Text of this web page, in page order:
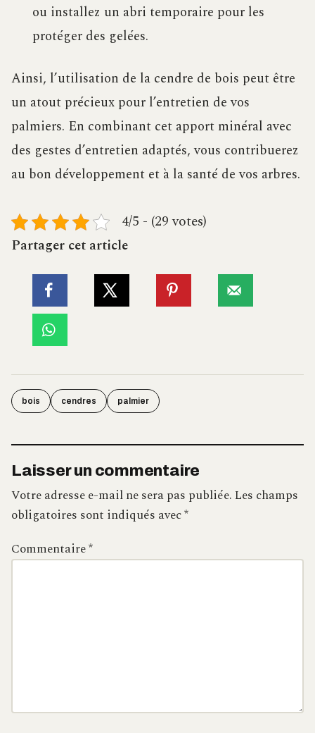
ou installez un abri temporaire pour les
protéger des gelées.
Ainsi, l’utilisation de la cendre de bois peut être
un atout précieux pour l’entretien de vos
palmiers. En combinant cet apport minéral avec
des gestes d’entretien adaptés, vous contribuerez
au bon développement et à la santé de vos arbres.
4/5 - (29 votes)
Partager cet article
bois cendres palmier
Laisser un commentaire
Votre adresse e-mail ne sera pas publiée.Les champs
obligatoires sont indiqués avec*
Commentaire*